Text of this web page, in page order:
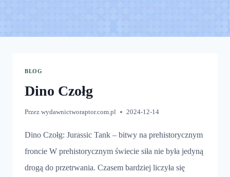
BLOG
Dino Czołg
Przez wydawnictworaptor.com.pl 2024-12-14
Dino Czołg: Jurassic Tank – bitwy na prehistorycznym
froncie W prehistorycznym świecie siła nie była jedyną
drogą do przetrwania. Czasem bardziej liczyła się